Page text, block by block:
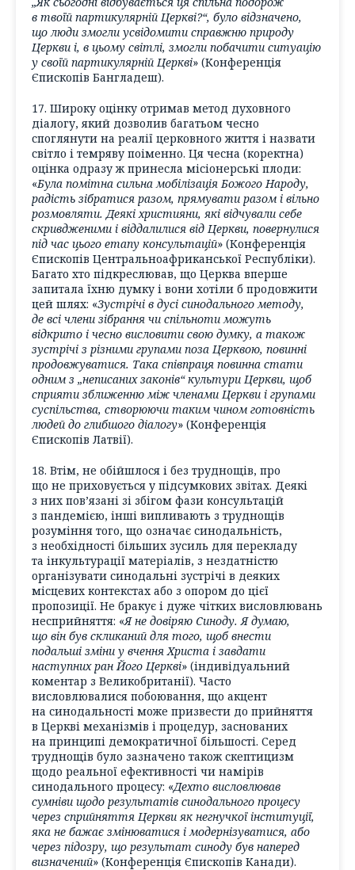
в твоїй партикулярній Церкві?“, було відзначено,
що люди змогли усвідомити справжню природу
Церкви і, в цьому світлі, змогли побачити ситуацію
у своїй партикулярній Церкві» (Конференція
Єпископів Бангладеш).
17. Широку оцінку отримав метод духовного
діалогу, який дозволив багатьом чесно
споглянути на реалії церковного життя і назвати
світло і темряву поіменно. Ця чесна (коректна)
оцінка одразу ж принесла місіонерські плоди:
«Була помітна сильна мобілізація Божого Народу,
радість зібратися разом, прямувати разом і вільно
розмовляти. Деякі християни, які відчували себе
скривдженими і віддалилися від Церкви, повернулися
під час цього етапу консультацій» (Конференція
Єпископів Центральноафриканської Республіки).
Багато хто підкреслював, що Церква вперше
запитала їхню думку і вони хотіли б продовжити
цей шлях: «Зустрічі в дусі синодального методу,
де всі члени зібрання чи спільноти можуть
відкрито і чесно висловити свою думку, а також
зустрічі з різними групами поза Церквою, повинні
продовжуватися. Така співпраця повинна стати
одним з „неписаних законів“ культури Церкви, щоб
сприяти зближенню між членами Церкви і групами
суспільства, створюючи таким чином готовність
людей до глибшого діалогу» (Конференція
Єпископів Латвії).
18. Втім, не обійшлося і без труднощів, про
що не приховується у підсумкових звітах. Деякі
з них пов’язані зі збігом фази консультацій
з пандемією, інші випливають з труднощів
розуміння того, що означає синодальність,
з необхідності більших зусиль для перекладу
та інкультурації матеріалів, з нездатністю
організувати синодальні зустрічі в деяких
місцевих контекстах або з опором до цієї
пропозиції. Не бракує і дуже чітких висловлювань
несприйняття: «Я не довіряю Синоду. Я думаю,
що він був скликаний для того, щоб внести
подальші зміни у вчення Христа і завдати
наступних ран Його Церкві» (індивідуальний
коментар з Великобританії). Часто
висловлювалися побоювання, що акцент
на синодальності може призвести до прийняття
в Церкві механізмів і процедур, заснованих
на принципі демократичної більшості. Серед
труднощів було зазначено також скептицизм
щодо реальної ефективності чи намірів
синодального процесу: «Дехто висловлював
сумніви щодо результатів синодального процесу
через сприйняття Церкви як негнучкої інституції,
яка не бажає змінюватися і модернізуватися, або
через підозру, що результат синоду був наперед
визначений» (Конференція Єпископів Канади).